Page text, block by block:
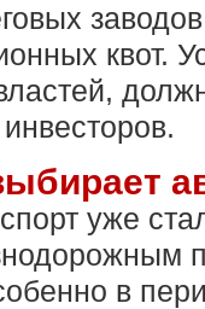
квот.
уже
в